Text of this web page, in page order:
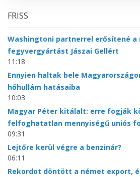
FRISS
Washingtoni partnerrel erősítené a
fegyvergyártást Jászai Gellért
11:18
Ennyien haltak bele
hőhullám hatásaiba
10:03
Magyar Péter kitálalt: erre fogják
felfoghatatlan mennyiségű uniós
09:31
Lejtőre kerül végre a benzinár?
06:11
Rekordot döntött a német export,